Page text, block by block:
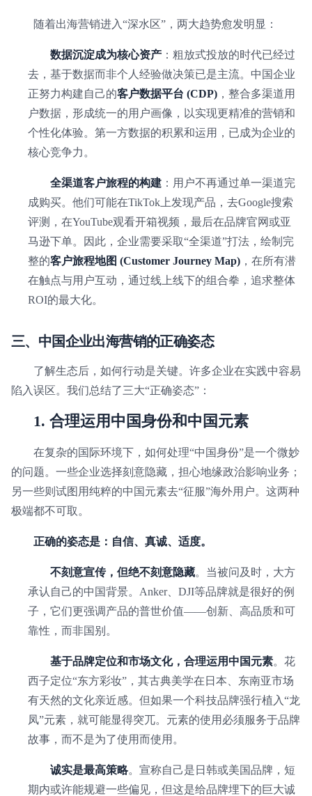
随着出海营销进入“深水区”，两大趋势愈发明显：
数据沉淀成为核心资产 ：粗放式投放的时代已经过
去，基于数据而非个人经验做决策已是主流。中国企业
正努力构建自己的客户数据平台 (CDP) ，整合多渠道用
户数据，形成统一的用户画像，以实现更精准的营销和
个性化体验。第一方数据的积累和运用，已成为企业的
核心竞争力。
全渠道客户旅程的构建 ：用户不再通过单一渠道完
成购买。他们可能在TikTok上发现产品，去Google搜索
评测，在YouTube观看开箱视频，最后在品牌官网或亚
马逊下单。因此，企业需要采取“全渠道”打法，绘制完
整的客户旅程地图 (Customer Journey Map) ，在所有潜
在触点与用户互动，通过线上线下的组合拳，追求整体
ROI的最大化。
三、中国企业出海营销的正确姿态
了解生态后，如何行动是关键。许多企业在实践中容易
陷入误区。我们总结了三大“正确姿态”：
1. 合理运用中国身份和中国元素
在复杂的国际环境下，如何处理“中国身份”是一个微妙
的问题。一些企业选择刻意隐藏，担心地缘政治影响业务；
另一些则试图用纯粹的中国元素去“征服”海外用户。这两种
极端都不可取。
正确的姿态是：自信、真诚、适度。
不刻意宣传，但绝不刻意隐藏。当被问及时，大方
承认自己的中国背景。Anker、DJI等品牌就是很好的例
子，它们更强调产品的普世价值——创新、高品质和可
靠性，而非国别。
基于品牌定位和市场文化，合理运用中国元素。花
西子定位“东方彩妆”，其古典美学在日本、东南亚市场
有天然的文化亲近感。但如果一个科技品牌强行植入“龙
凤”元素，就可能显得突兀。元素的使用必须服务于品牌
故事，而不是为了使用而使用。
诚实是最高策略。宣称自己是日韩或美国品牌，短
期内或许能规避一些偏见，但这是给品牌埋下的巨大诚